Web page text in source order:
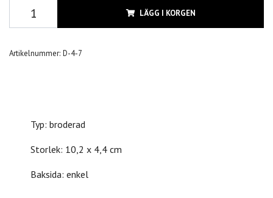
LÄGG I KORGEN
Artikelnummer: D-4-7
Typ: broderad
Storlek: 10,2 x 4,4 cm
Baksida: enkel